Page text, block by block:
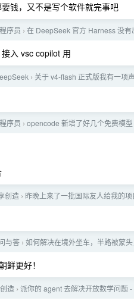
钱，又不是写个软件就完事吧
程序员 › 在 DeepSeek 官方 Harness 没有
入 vsc copilot 用
› 关于 v4-flash 正式版我有一项
程序员 › opencode 新增了好几个免费模型
创造 › 昨晚上来了一批国际友人给我的
与答 › 如何解决在境外坐车，半路被蒙
鲜更好！
造 › 派你的 agent 去解决开放数学问题